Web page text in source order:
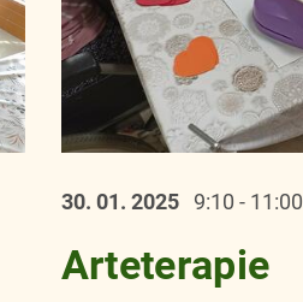
30. 01. 2025 9:10 - 11:00
Arteterapie